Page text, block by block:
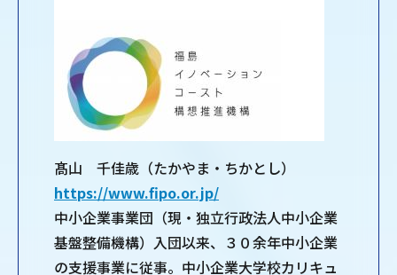
髙山 千佳歳（たかやま・ちかとし）
https://www.fipo.or.jp/
中小企業事業団（現・独立行政法人中小企業
基盤整備機構）入団以来、３０余年中小企業
の支援事業に従事。中小企業大学校カリキュ